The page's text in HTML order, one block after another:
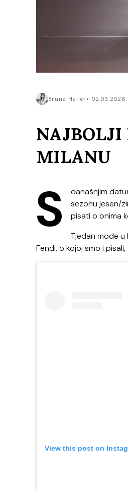
Bruna Haller 02.03.2026.
NAJBOLJI
MILANU
S današnjim
sezonu jesen/
pisati o onima
Tjedan mode u
Fendi, o kojoj smo i
View this post on